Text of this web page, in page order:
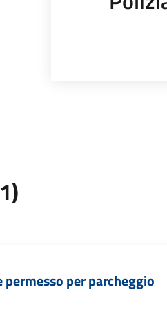
permesso per parcheggio